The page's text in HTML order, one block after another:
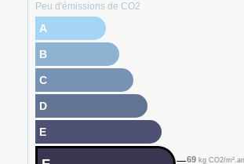
Peu d'émissions de CO2
A
B
C
D
E
69 kg CO2/m².an